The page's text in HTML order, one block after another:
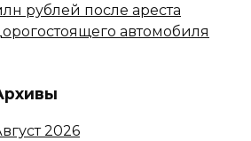
рублей после ареста
автомобиля
2026